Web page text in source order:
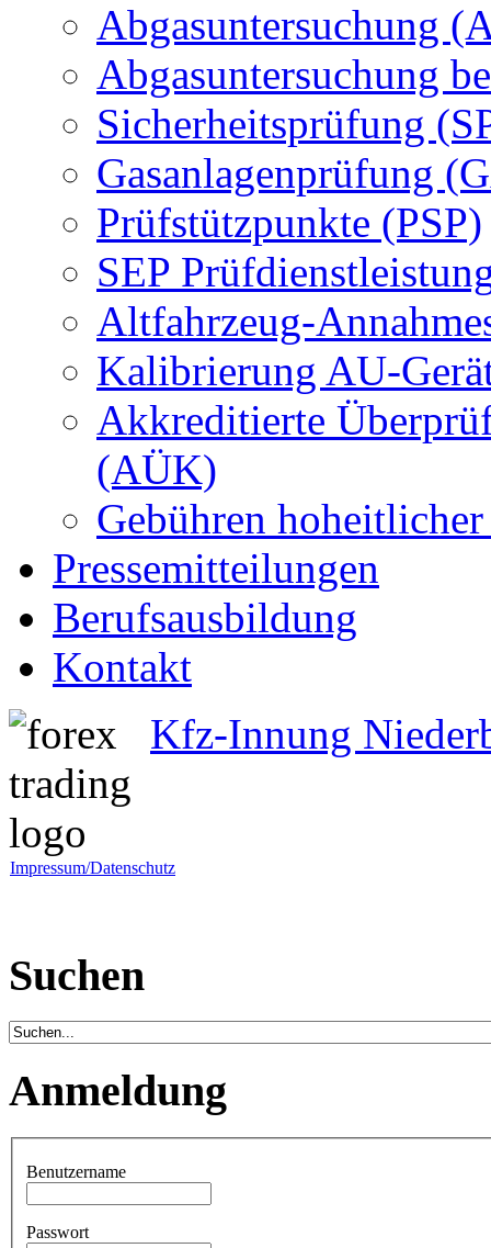
Abgasuntersuchung
Abgasuntersuchung
Sicherheitsprüfung
Gasanlagenprüfung
Prüfstützpunkte (PSP)
SEP
Altfahrzeug-
Kalibrierung AU-
Akkreditierte
(AÜK)
Gebühren
Pressemitteilungen
Berufsausbildung
Kontakt
Kfz-Innung
Impressum/Datenschutz
Suchen
Anmeldung
Benutzername
Passwort